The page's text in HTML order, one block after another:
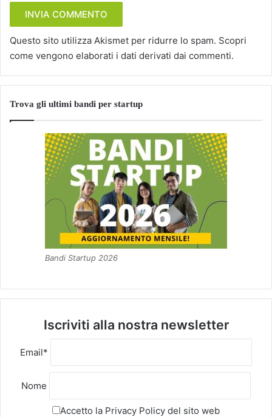
Questo sito utilizza Akismet per ridurre lo spam. Scopri
come vengono elaborati i dati derivati dai commenti.
Trova gli ultimi bandi per startup
Bandi Startup 2026
Iscriviti alla nostra newsletter
Email*
Nome
Accetto la Privacy Policy del sito web